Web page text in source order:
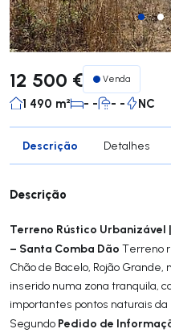
12 500 € Venda
1 490 m² - - - - NC
Descrição Detalhes
Descrição
Terreno Rústico Urbanizável
– Santa Comba Dão Terreno
Chão de Bacelo, Rojão Grande,
inserido numa zona tranquila,
importantes pontos naturais da
Segundo Pedido de